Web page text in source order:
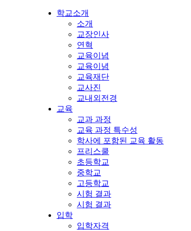
학교소개
소개
교장인사
연혁
교육이념
교육이념
교육재단
교사진
교내외전경
교육
교과 과정
교육 과정 특수성
학사에 포함된 교육 활동
프리스쿨
초등학교
중학교
고등학교
시험 결과
시험 결과
입학
입학자격